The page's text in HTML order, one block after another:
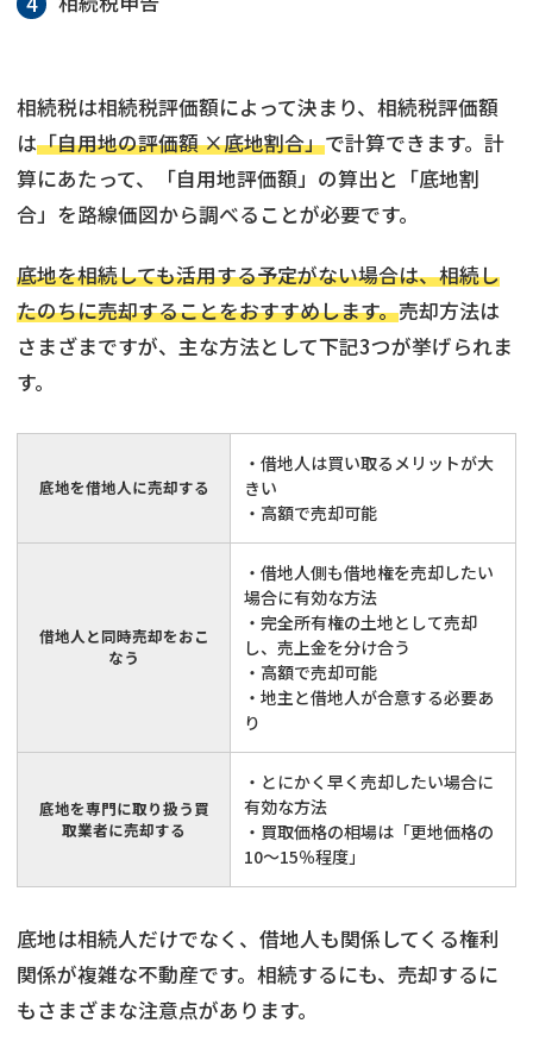
相続税は相続税評価額によって決まり、相続税評価額
は「自用地の評価額 ×底地割合」で計算できます。計
算にあたって、「自用地評価額」の算出と「底地割
合」を路線価図から調べることが必要です。
底地を相続しても活用する予定がない場合は、相続し
たのちに売却することをおすすめします。売却方法は
さまざまですが、主な方法として下記3つが挙げられま
す。
底地を借地人に売却する
・借地人は買い取るメリットが大
きい
・高額で売却可能
借地人と同時売却をおこ
なう
・借地人側も借地権を売却したい
場合に有効な方法
・完全所有権の土地として売却
し、売上金を分け合う
・高額で売却可能
・地主と借地人が合意する必要あ
り
底地を専門に取り扱う買
取業者に売却する
・とにかく早く売却したい場合に
有効な方法
・買取価格の相場は「更地価格の
10〜15％程度」
底地は相続人だけでなく、借地人も関係してくる権利
関係が複雑な不動産です。相続するにも、売却するに
もさまざまな注意点があります。